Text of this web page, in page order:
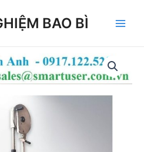
BAO BÌ